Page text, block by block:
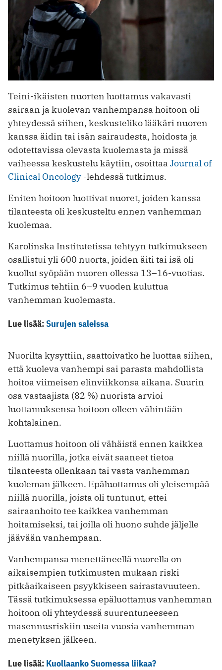
Teini-ikäisten nuorten luottamus vakavasti
sairaan ja kuolevan vanhempansa hoitoon oli
yhteydessä siihen, keskusteliko lääkäri nuoren
kanssa äidin tai isän sairaudesta, hoidosta ja
odotettavissa olevasta kuolemasta ja missä
vaiheessa keskustelu käytiin, osoittaa Journal of
Clinical Oncology -lehdessä tutkimus.
Eniten hoitoon luottivat nuoret, joiden kanssa
tilanteesta oli keskusteltu ennen vanhemman
kuolemaa.
Karolinska Institutetissa tehtyyn tutkimukseen
osallistui yli 600 nuorta, joiden äiti tai isä oli
kuollut syöpään nuoren ollessa 13–16-vuotias.
Tutkimus tehtiin 6–9 vuoden kuluttua
vanhemman kuolemasta.
Lue lisää:Surujen saleissa
Nuorilta kysyttiin, saattoivatko he luottaa siihen,
että kuoleva vanhempi sai parasta mahdollista
hoitoa viimeisen elinviikkonsa aikana. Suurin
osa vastaajista (82 %) nuorista arvioi
luottamuksensa hoitoon olleen vähintään
kohtalainen.
Luottamus hoitoon oli vähäistä ennen kaikkea
niillä nuorilla, jotka eivät saaneet tietoa
tilanteesta ollenkaan tai vasta vanhemman
kuoleman jälkeen. Epäluottamus oli yleisempää
niillä nuorilla, joista oli tuntunut, ettei
sairaanhoito tee kaikkea vanhemman
hoitamiseksi, tai joilla oli huono suhde jäljelle
jäävään vanhempaan.
Vanhempansa menettäneellä nuorella on
aikaisempien tutkimusten mukaan riski
pitkäaikaiseen psyykkiseen sairastavuuteen.
Tässä tutkimuksessa epäluottamus vanhemman
hoitoon oli yhteydessä suurentuneeseen
masennusriskiin useita vuosia vanhemman
menetyksen jälkeen.
Lue lisää: Kuollaanko Suomessa liikaa?